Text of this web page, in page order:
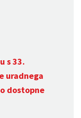
s 33.
uradnega
dostopne